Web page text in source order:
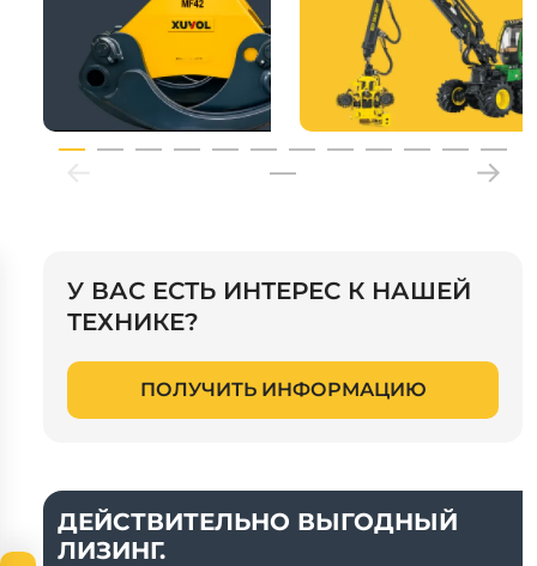
У ВАС ЕСТЬ ИНТЕРЕС К НАШЕЙ
ТЕХНИКЕ?
ПОЛУЧИТЬ ИНФОРМАЦИЮ
ДЕЙСТВИТЕЛЬНО ВЫГОДНЫЙ
ЛИЗИНГ.